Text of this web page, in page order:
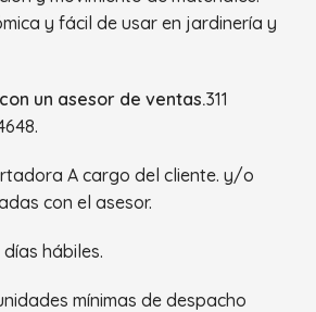
y fácil de usar en jardinería y
un asesor de ventas.311
A cargo del cliente. y/o
con el asesor.
días hábiles.
mínimas de despacho